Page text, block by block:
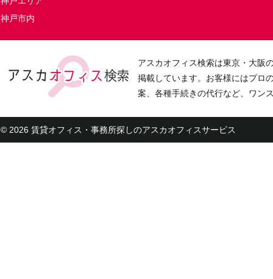
神戸市内
アスカオフィス検索は東京・大阪
掲載しています。お客様にはプロ
案、各種手続きの代行など、ワン
© 2026 賃貸オフィス・事務所探しのアスカオフィスサービス